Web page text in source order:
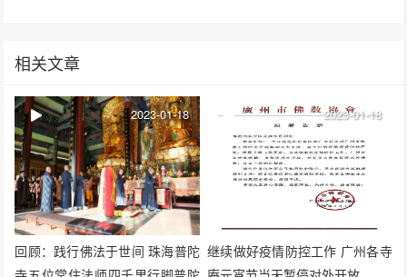
相关文章
回顾：践行佛法于世间 珠海普陀
2023-01-18
继续做好疫情防控工作 广州各寺
2023-01-18